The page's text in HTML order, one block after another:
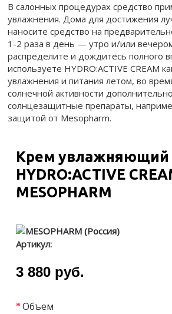
В салонных процедурах средство
увлажнения. Дома для достижения
наносите средство на
1-2 раза в день — утро и/или
распределите и дождитесь полного
используете HYDRO:ACTIVE CREAM
увлажнения и питания летом, во
солнечной активности
солнцезащитные препараты,
защитой от Mesopharm.
Крем увлажняющий
HYDRO:ACTIVE
MESOPHARM
Артикул:
3 880 руб.
Объем